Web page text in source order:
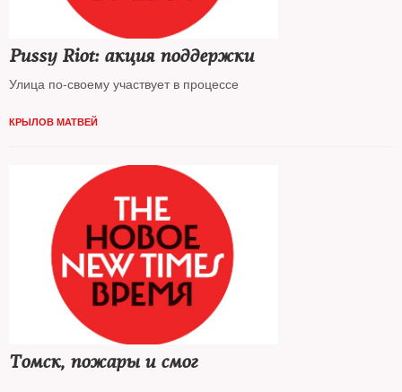
Pussy Riot: акция поддержки
Улица по-своему участвует в процессе
КРЫЛОВ МАТВЕЙ
Томск, пожары и смог